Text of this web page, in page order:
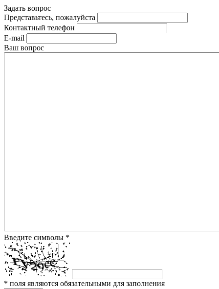
Задать вопрос
Представьтесь, пожалуйста
Контактный телефон
E-mail
Ваш вопрос
Введите символы *
* поля являются обязательными для заполнения